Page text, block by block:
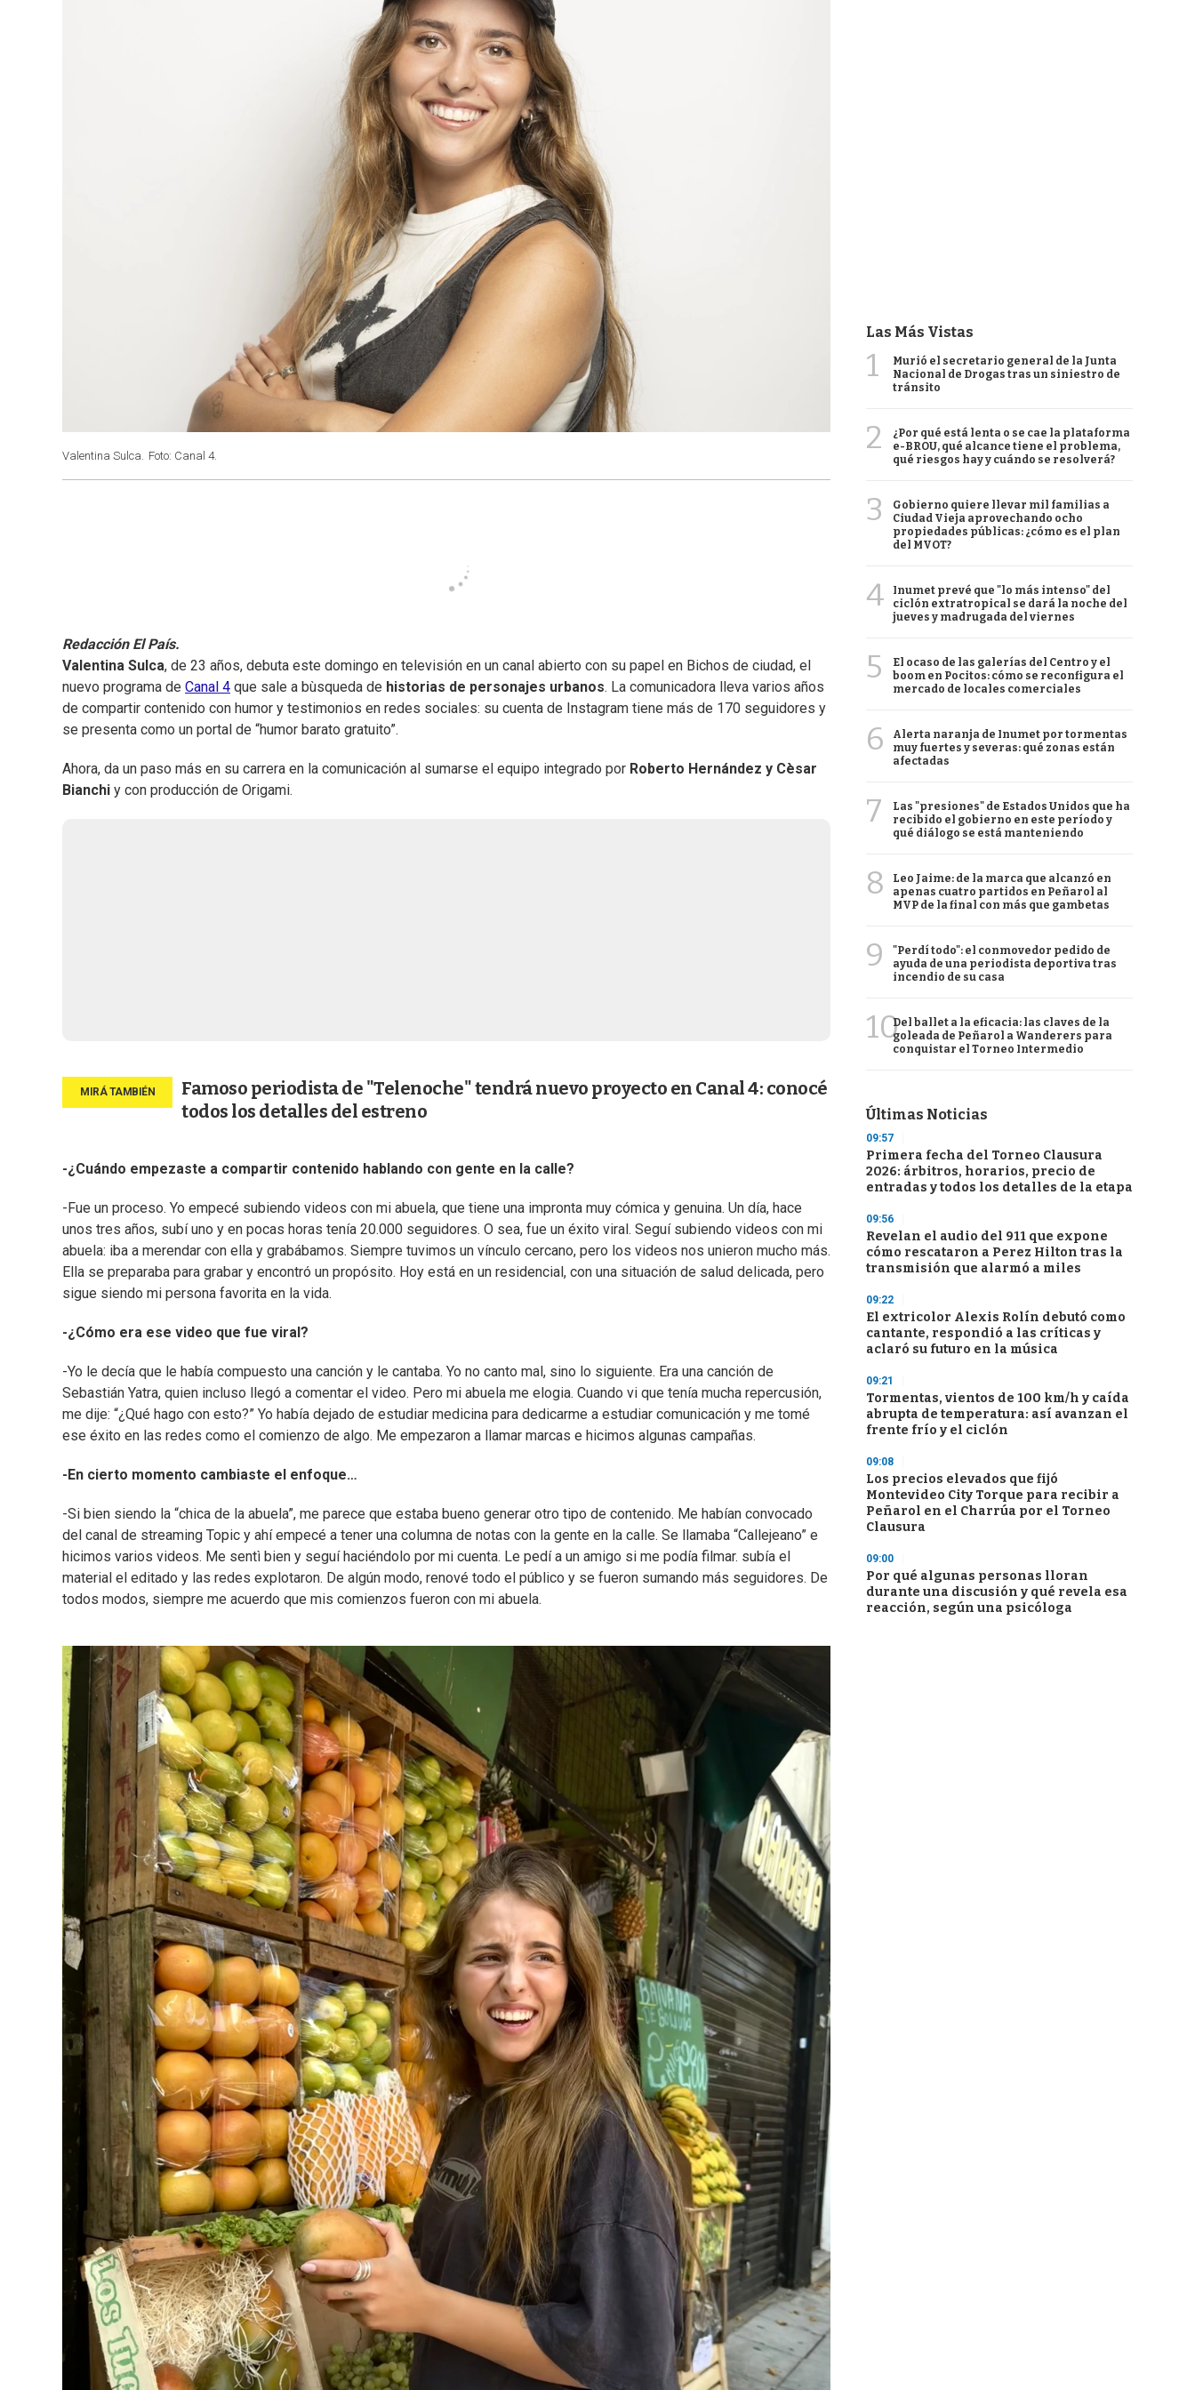
Valentina Sulca. Foto: Canal 4.
Redacción El País.
Valentina Sulca, de 23 años, debuta este domingo en televisión en un canal abierto con su papel en Bichos de ciudad, el
nuevo programa de Canal 4 que sale a bùsqueda de historias de personajes urbanos. La comunicadora lleva varios años
de compartir contenido con humor y testimonios en redes sociales: su cuenta de Instagram tiene más de 170 seguidores y
se presenta como un portal de “humor barato gratuito”.
Ahora, da un paso más en su carrera en la comunicación al sumarse el equipo integrado por Roberto Hernández y Cèsar
Bianchi y con producción de Origami.
Famoso periodista de "Telenoche" tendrá nuevo proyecto en Canal 4: conocé
todos los detalles del estreno
-¿Cuándo empezaste a compartir contenido hablando con gente en la calle?
-Fue un proceso. Yo empecé subiendo videos con mi abuela, que tiene una impronta muy cómica y genuina. Un día, hace
unos tres años, subí uno y en pocas horas tenía 20.000 seguidores. O sea, fue un éxito viral. Seguí subiendo videos con mi
abuela: iba a merendar con ella y grabábamos. Siempre tuvimos un vínculo cercano, pero los videos nos unieron mucho más.
Ella se preparaba para grabar y encontró un propósito. Hoy está en un residencial, con una situación de salud delicada, pero
sigue siendo mi persona favorita en la vida.
-¿Cómo era ese video que fue viral?
-Yo le decía que le había compuesto una canción y le cantaba. Yo no canto mal, sino lo siguiente. Era una canción de
Sebastián Yatra, quien incluso llegó a comentar el video. Pero mi abuela me elogia. Cuando vi que tenía mucha repercusión,
me dije: “¿Qué hago con esto?” Yo había dejado de estudiar medicina para dedicarme a estudiar comunicación y me tomé
ese éxito en las redes como el comienzo de algo. Me empezaron a llamar marcas e hicimos algunas campañas.
-En cierto momento cambiaste el enfoque…
-Si bien siendo la “chica de la abuela”, me parece que estaba bueno generar otro tipo de contenido. Me habían convocado
del canal de streaming Topic y ahí empecé a tener una columna de notas con la gente en la calle. Se llamaba “Callejeano” e
hicimos varios videos. Me sentì bien y seguí haciéndolo por mi cuenta. Le pedí a un amigo si me podía filmar. subía el
material el editado y las redes explotaron. De algún modo, renové todo el público y se fueron sumando más seguidores. De
todos modos, siempre me acuerdo que mis comienzos fueron con mi abuela.
Las Más Vistas
1
Murió el secretario general de la Junta
Nacional de Drogas tras un siniestro de
tránsito
2
¿Por qué está lenta o se cae la plataforma
e-BROU, qué alcance tiene el problema,
qué riesgos hay y cuándo se resolverá?
3
Gobierno quiere llevar mil familias a
Ciudad Vieja aprovechando ocho
propiedades públicas: ¿cómo es el plan
del MVOT?
4
Inumet prevé que "lo más intenso" del
ciclón extratropical se dará la noche del
jueves y madrugada del viernes
5
El ocaso de las galerías del Centro y el
boom en Pocitos: cómo se reconfigura el
mercado de locales comerciales
6
Alerta naranja de Inumet por tormentas
muy fuertes y severas: qué zonas están
afectadas
7
Las "presiones" de Estados Unidos que ha
recibido el gobierno en este período y
qué diálogo se está manteniendo
8
Leo Jaime: de la marca que alcanzó en
apenas cuatro partidos en Peñarol al
MVP de la final con más que gambetas
9
"Perdí todo": el conmovedor pedido de
ayuda de una periodista deportiva tras
incendio de su casa
10Del ballet a la eficacia: las claves de la
goleada de Peñarol a Wanderers para
conquistar el Torneo Intermedio
Últimas Noticias
09:57
Primera fecha del Torneo Clausura
2026: árbitros, horarios, precio de
entradas y todos los detalles de la etapa
09:56
Revelan el audio del 911 que expone
cómo rescataron a Perez Hilton tras la
transmisión que alarmó a miles
09:22
El extricolor Alexis Rolín debutó como
cantante, respondió a las críticas y
aclaró su futuro en la música
09:21
Tormentas, vientos de 100 km/h y caída
abrupta de temperatura: así avanzan el
frente frío y el ciclón
09:08
Los precios elevados que fijó
Montevideo City Torque para recibir a
Peñarol en el Charrúa por el Torneo
Clausura
09:00
Por qué algunas personas lloran
durante una discusión y qué revela esa
reacción, según una psicóloga